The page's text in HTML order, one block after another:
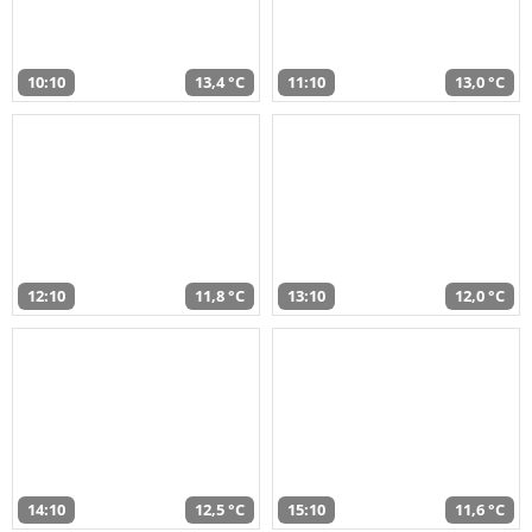
10:10 13,4 °C 11:10 13,0 °C
12:10 11,8 °C 13:10 12,0 °C
14:10 12,5 °C 15:10 11,6 °C